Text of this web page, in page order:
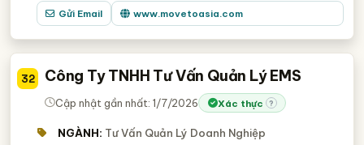
Gửi Email www.movetoasia.com
32 Công Ty TNHH Tư Vấn Quản Lý EMS
Cập nhật gần nhất: 1/7/2026 Xác thực ?
NGÀNH: Tư Vấn Quản Lý Doanh Nghiệp